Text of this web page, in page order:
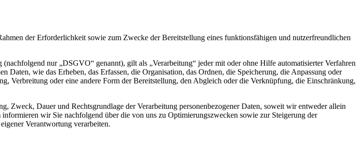
der Erforderlichkeit sowie zum Zwecke der Bereitstellung eines funktionsfähigen und nutzerfreundlichen
nur „DSGVO“ genannt), gilt als „Verarbeitung“ jeder mit oder ohne Hilfe automatisierter Verfahren
Daten, wie das Erheben, das Erfassen, die Organisation, das Ordnen, die Speicherung, die Anpassung oder
Verbreitung oder eine andere Form der Bereitstellung, den Abgleich oder die Verknüpfung, die Einschränkung,
Zweck, Dauer und Rechtsgrundlage der Verarbeitung personenbezogener Daten, soweit wir entweder allein
wir Sie nachfolgend über die von uns zu Optimierungszwecken sowie zur Steigerung der
Verantwortung verarbeiten.